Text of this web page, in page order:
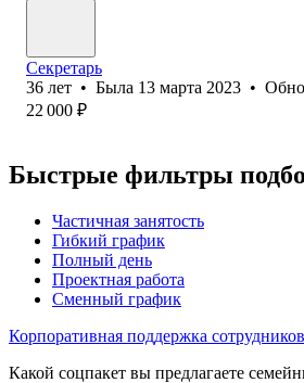
Секретарь
36 лет • Была 13 марта 2023 •
22 000 ₽
Быстрые фильтры
Частичная занятость
Гибкий график
Полный день
Проектная работа
Сменный график
Корпоративная поддержка сотрудников
Какой соцпакет вы предлагаете